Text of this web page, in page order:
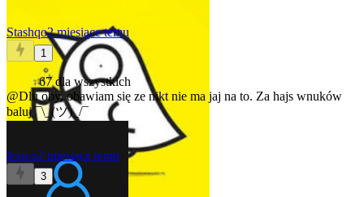
Stashqo2 miesiące temu
1
67 dla wszystkich
@Dluoby, obawiam się ze nikt nie ma jaj na to. Za hajs wnuków
baluj ¯\_(ツ)_/¯
lexico2 miesiące temu
3